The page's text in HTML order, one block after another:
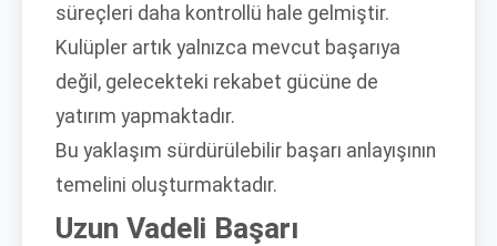
süreçleri daha kontrollü hale gelmiştir.
Kulüpler artık yalnızca mevcut başarıya
değil, gelecekteki rekabet gücüne de
yatırım yapmaktadır.
Bu yaklaşım sürdürülebilir başarı anlayışının
temelini oluşturmaktadır.
Uzun Vadeli Başarı